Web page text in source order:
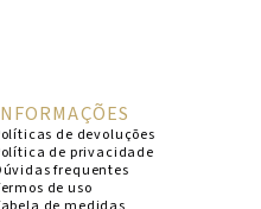
de devoluções
de privacidade
frequentes
de uso